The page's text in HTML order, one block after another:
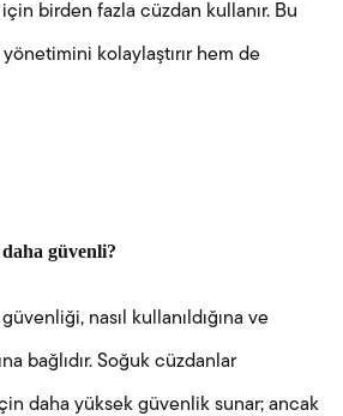
birden fazla cüzdan kullanır. Bu
kolaylaştırır hem de
güvenli?
nasıl kullanıldığına ve
bağlıdır. Soğuk cüzdanlar
daha yüksek güvenlik sunar; ancak